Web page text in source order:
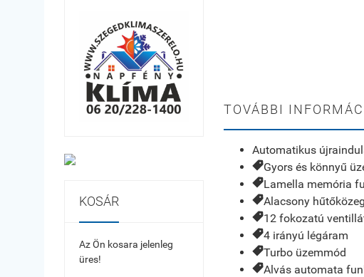
KOSÁR
Az Ön kosara jelenleg
üres!
TOVÁBBI
Automatikus
Gyors és könnyű
Lamella memória
Alacsony
12 fokozatú
4 irányú légáram
Turbo üzemmód
Alvás automata